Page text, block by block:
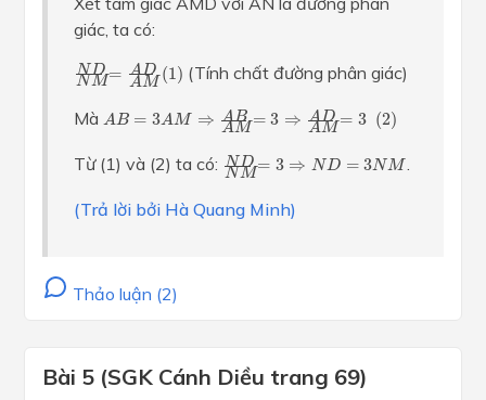
giác, ta có:
ND
NM= AD
A M (1)
NDN =AD A M(1)
(Tính chất đường phân giác)
Mà AB = 3AM ⇒ A B
AM= 3 ⇒ A D
AM = 3 (2)
A B= A M⇒ AM= ⇒ A M (2
Từ (1) và (2) ta có: N D
NM= 3 ⇒ ND = 3NM
NDN = ND= N M .
(Trả lời bởi Hà Quang Minh)
Thảo luận (2)
Bài 5 (SGK Cánh Diều trang 69)